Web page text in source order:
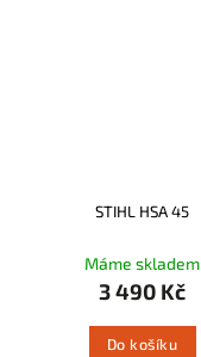
STIHL HSA 45
Máme skladem
3 490 Kč
Do košíku